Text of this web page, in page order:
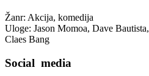
Žanr: Akcija, komedija
Uloge: Jason Momoa, Dave Bautista,
Claes Bang
Social media